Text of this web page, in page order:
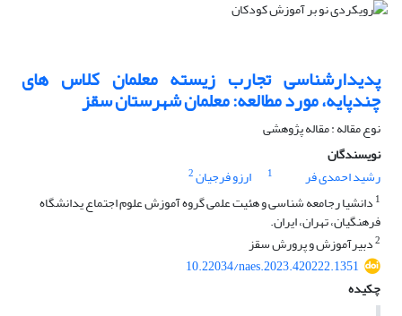
پدیدارشناسی تجارب زیسته معلمان کلاس های
چندپایه، مورد مطالعه: معلمان شهرستان سقز
نوع مقاله : مقاله پژوهشی
نویسندگان
رشید احمدی فر
1 ارزو فرجیان2
1 دانشیا رجامعه شناسی و هئیت علمی گروه آموزش علوم اجتماع یدانشگاه
فرهنگیان، تهران، ایران.
2دبیرآموزش و پرورش سقز
10.22034/naes.2023.420222.1351
چکیده